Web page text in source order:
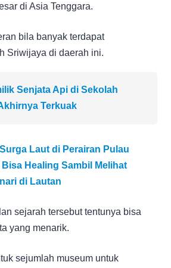
di Asia Tenggara.
bila banyak terdapat
Sriwijaya di daerah ini.
Senjata Api di Sekolah
Terkuak
Laut di Perairan Pulau
Healing Sambil Melihat
di Lautan
sejarah tersebut tentunya bisa
yang menarik.
sejumlah museum untuk